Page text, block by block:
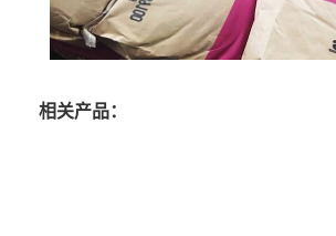
相关产品：